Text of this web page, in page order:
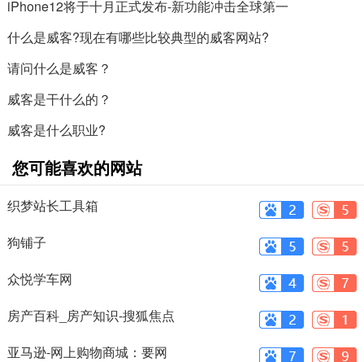
iPhone12将于十月正式发布-新功能冲击全球第一
什么是威客?现在有哪些比较典型的威客网站?
请问什么是威客？
威客是干什么的？
威客是什么职业?
您可能喜欢的网站
织梦站长工具箱
狗铺子
众悦学车网
房产百科_房产知识-搜狐焦点
网
亚马逊-网上购物商城：要网